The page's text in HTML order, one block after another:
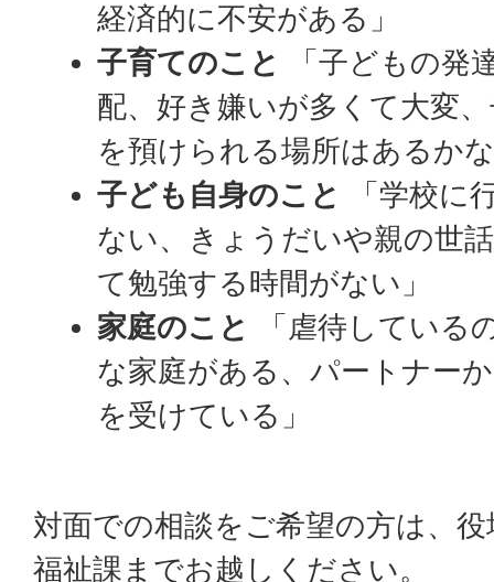
経済的に不安がある」
子育てのこと
「子どもの発
配、好き嫌いが多くて大変
を預けられる場所はあるか
子ども自身のこと
「学校に
ない、きょうだいや親の世
て勉強する時間がない」
家庭のこと
「虐待している
な家庭がある、パートナー
を受けている」
対面での相談をご希望の方は、
福祉課までお越しください。